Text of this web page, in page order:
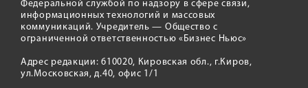
Федеральной службой по надзору в сфере связи,
информационных технологий и массовых
коммуникаций. Учредитель — Общество с
ограниченной ответственностью «Бизнес Ньюс»
Адрес редакции: 610020, Кировская обл., г.Киров,
ул.Московская, д.40, офис 1/1